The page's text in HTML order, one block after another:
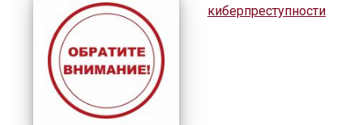
ИЗОБРАЖЕНИЯ
киберпреступности